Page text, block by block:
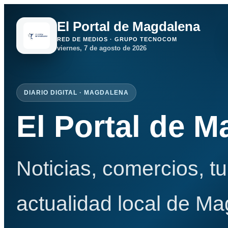
El Portal de Magdalena
RED DE MEDIOS · GRUPO TECNOCOM
viernes, 7 de agosto de 2026
DIARIO DIGITAL · MAGDALENA
El Portal de
Noticias, comercios,
actualidad local de